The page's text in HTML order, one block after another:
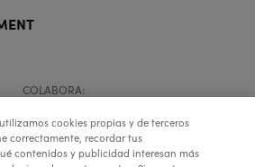
COLABORA:
cookies propias y de terceros
correctamente, recordar tus
contenidos y publicidad interesan más